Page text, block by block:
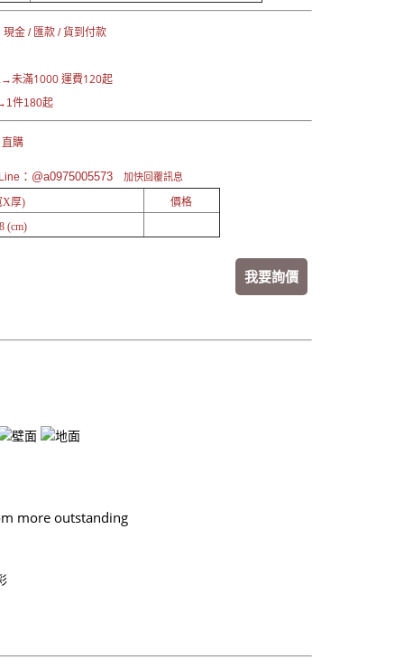
金 / 匯款 / 貨到付款
→未滿1000 運費120起
件180起
購
：@a0975005573 加快回覆訊息
X厚)
價格
(cm)
我要詢價
more outstanding